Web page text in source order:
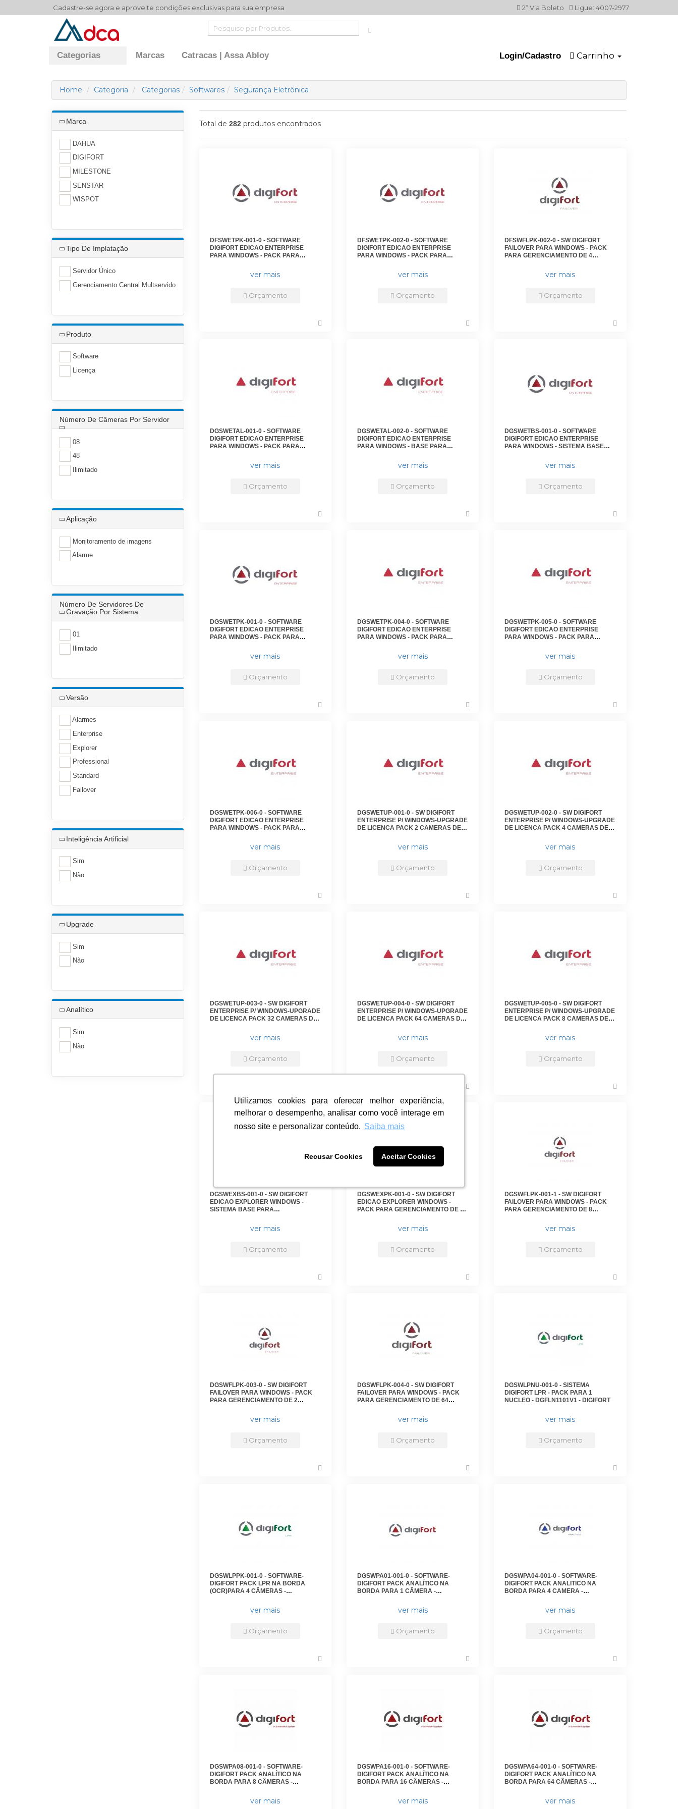
Utilizamos cookies para oferecer melhor experiência,
melhorar o desempenho, analisar como você interage em
nosso site e personalizar conteúdo. Saiba mais
Recusar Cookies Aceitar Cookies
Utilizamos cookies para oferecer melhor experiência,
melhorar o desempenho, analisar como você interage em
nosso site e personalizar conteúdo. Saiba mais
Recusar Cookies Aceitar Cookies
Cadastre-se agora e aproveite condições exclusivas para sua empresa Ligue: 4007-2977
2º Via Boleto
Categorias Marcas Catracas | Assa Abloy Login/Cadastro Carrinho
Home Categoria Categorias Softwares Segurança Eletrônica
Marca
DAHUA
DIGIFORT
MILESTONE
SENSTAR
WISPOT
Tipo De Implatação
Servidor Único
Gerenciamento Central Multservidor
Produto
Software
Licença
Número De Câmeras Por Servidor
08
48
Ilimitado
Aplicação
Monitoramento de imagens
Alarme
Número De Servidores De
Gravação Por Sistema
01
Ilimitado
Versão
Alarmes
Enterprise
Explorer
Professional
Standard
Failover
Inteligência Artificial
Sim
Não
Upgrade
Sim
Não
Analítico
Sim
Não
Total de 282produtos encontrados
DFSWETPK-001-0 - SOFTWARE
DIGIFORT EDICAO ENTERPRISE
PARA WINDOWS - PACK PARA
ADICIONAIS - DGFEN1116V7 -
ver mais
Orçamento
DFSWETPK-002-0 - SOFTWARE
DIGIFORT EDICAO ENTERPRISE
PARA WINDOWS - PACK PARA
ADICIONAIS - DGFEN1108V7 -
ver mais
Orçamento
DFSWFLPK-002-0 - SW DIGIFORT
FAILOVER PARA WINDOWS - PACK
PARA GERENCIAMENTO DE 4
DGFFE1104V7 - DIGIFORT
ver mais
Orçamento
DGSWETAL-001-0 - SOFTWARE
DIGIFORT EDICAO ENTERPRISE
PARA WINDOWS - PACK PARA
ALARME ADICIONAL - DGFEN2101V7
ver mais
Orçamento
DGSWETAL-002-0 - SOFTWARE
DIGIFORT EDICAO ENTERPRISE
PARA WINDOWS - BASE PARA
ALARME - DGFEN2001V7 - DIGIFORT
ver mais
Orçamento
DGSWETBS-001-0 - SOFTWARE
DIGIFORT EDICAO ENTERPRISE
PARA WINDOWS - SISTEMA BASE
CAMERAS - DGFEN1008V7 -
ver mais
Orçamento
DGSWETPK-001-0 - SOFTWARE
DIGIFORT EDICAO ENTERPRISE
PARA WINDOWS - PACK PARA
ADICIONAIS - DGFEN1164V7 -
ver mais
Orçamento
DGSWETPK-004-0 - SOFTWARE
DIGIFORT EDICAO ENTERPRISE
PARA WINDOWS - PACK PARA
ADICIONAIS - DGFEN1102V7 -
ver mais
Orçamento
DGSWETPK-005-0 - SOFTWARE
DIGIFORT EDICAO ENTERPRISE
PARA WINDOWS - PACK PARA
ADICIONAIS - DGFEN1132V7 -
ver mais
Orçamento
DGSWETPK-006-0 - SOFTWARE
DIGIFORT EDICAO ENTERPRISE
PARA WINDOWS - PACK PARA
ADICIONAIS - DGFEN1104V7 -
ver mais
Orçamento
DGSWETUP-001-0 - SW DIGIFORT
ENTERPRISE P/ WINDOWS-UPGRADE
DE LICENCA PACK 2 CAMERAS DE
VERSAO 7 - DGFUPVEN1102V7 -
ver mais
Orçamento
DGSWETUP-002-0 - SW DIGIFORT
ENTERPRISE P/ WINDOWS-UPGRADE
DE LICENCA PACK 4 CAMERAS DE
VERSAO 7 - DGFUPVEN1104V7 -
ver mais
Orçamento
DGSWETUP-003-0 - SW DIGIFORT
ENTERPRISE P/ WINDOWS-UPGRADE
DE LICENCA PACK 32 CAMERAS DE
VERSAO7 - DGFUPVEN1132V7 -
ver mais
Orçamento
DGSWETUP-004-0 - SW DIGIFORT
ENTERPRISE P/ WINDOWS-UPGRADE
DE LICENCA PACK 64 CAMERAS DE
VERSAO7 - DGFUPVEN1164V7 -
ver mais
Orçamento
DGSWETUP-005-0 - SW DIGIFORT
ENTERPRISE P/ WINDOWS-UPGRADE
DE LICENCA PACK 8 CAMERAS DE
VERSAO 7 - DGFUPVEN1108V7 -
ver mais
Orçamento
DGSWEXBS-001-0 - SW DIGIFORT
EDICAO EXPLORER WINDOWS -
SISTEMA BASE PARA
LIMITE DE 16 CAMERAS -
DGFEX1004V7 - DIGIFORT
ver mais
Orçamento
DGSWEXPK-001-0 - SW DIGIFORT
EDICAO EXPLORER WINDOWS -
PACK PARA GERENCIAMENTO DE 2
DGFEX1102V7 - DIGIFORT
ver mais
Orçamento
DGSWFLPK-001-1 - SW DIGIFORT
FAILOVER PARA WINDOWS - PACK
PARA GERENCIAMENTO DE 8
DGFFE3108V7 - DIGIFORT
ver mais
Orçamento
DGSWFLPK-003-0 - SW DIGIFORT
FAILOVER PARA WINDOWS - PACK
PARA GERENCIAMENTO DE 2
DGFFE1102V7 - DIGIFORT
ver mais
Orçamento
DGSWFLPK-004-0 - SW DIGIFORT
FAILOVER PARA WINDOWS - PACK
PARA GERENCIAMENTO DE 64
DGFFE1164V7 - DIGIFORT
ver mais
Orçamento
DGSWLPNU-001-0 - SISTEMA
DIGIFORT LPR - PACK PARA 1
NUCLEO - DGFLN1101V1 - DIGIFORT
ver mais
Orçamento
DGSWLPPK-001-0 - SOFTWARE-
DIGIFORT PACK LPR NA BORDA
(OCR)PARA 4 CÂMERAS -
ver mais
Orçamento
DGSWPA01-001-0 - SOFTWARE-
DIGIFORT PACK ANALÍTICO NA
BORDA PARA 1 CÂMERA -
ver mais
Orçamento
DGSWPA04-001-0 - SOFTWARE-
DIGIFORT PACK ANALITICO NA
BORDA PARA 4 CAMERA -
ver mais
Orçamento
DGSWPA08-001-0 - SOFTWARE-
DIGIFORT PACK ANALÍTICO NA
BORDA PARA 8 CÂMERAS -
ver mais
DGSWPA16-001-0 - SOFTWARE-
DIGIFORT PACK ANALÍTICO NA
BORDA PARA 16 CÂMERAS -
ver mais
DGSWPA64-001-0 - SOFTWARE-
DIGIFORT PACK ANALÍTICO NA
BORDA PARA 64 CÂMERAS -
ver mais